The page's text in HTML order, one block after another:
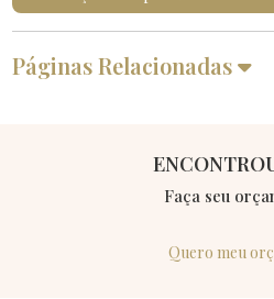
Páginas Relacionadas
Faça seu
Quero meu